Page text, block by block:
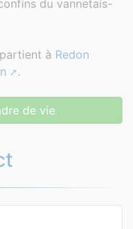
du vannetais-
à Redon
.
de vie